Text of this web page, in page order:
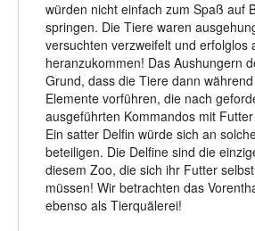
würden nicht einfach zum Spaß auf
springen. Die Tiere waren
versuchten verzweifelt und erfolglos
heranzukommen! Das Aushungern
Grund, dass die Tiere dann
Elemente vorführen, die nach
ausgeführten Kommandos mit
Ein satter Delfin würde sich an
beteiligen. Die Delfine sind die
diesem Zoo, die sich ihr Futter
müssen! Wir betrachten das
ebenso als Tierquälerei!